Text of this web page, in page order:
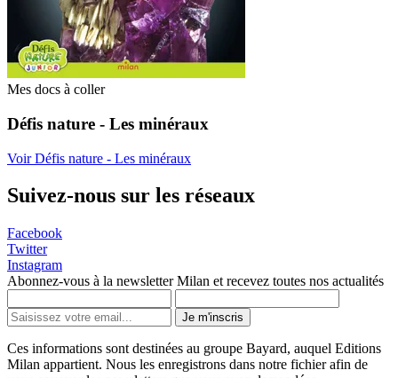
Mes docs à coller
Défis nature - Les minéraux
Voir Défis nature - Les minéraux
Suivez-nous sur les réseaux
Facebook
Twitter
Instagram
Abonnez-vous à la newsletter Milan et recevez toutes nos actualités
Je m'inscris
Ces informations sont destinées au groupe Bayard, auquel Editions
Milan appartient. Nous les enregistrons dans notre fichier afin de